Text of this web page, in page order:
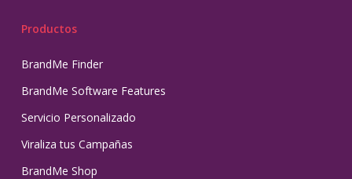
Productos
BrandMe Finder
BrandMe Software Features
Servicio Personalizado
Viraliza tus Campañas
BrandMe Shop